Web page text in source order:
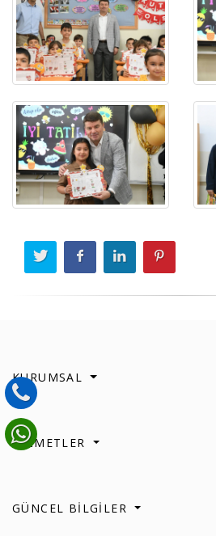
KURUMSAL
HİZMETLER
GÜNCEL BİLGİLER